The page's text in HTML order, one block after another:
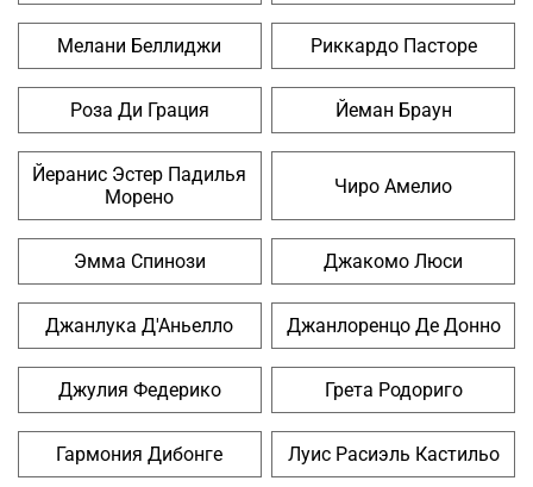
Мелани Беллиджи Риккардо Пасторе
Роза Ди Грация Йеман Браун
Йеранис Эстер Падилья
Морено
Чиро Амелио
Эмма Спинози Джакомо Люси
Джанлука Д'Аньелло Джанлоренцо Де Донно
Джулия Федерико Грета Родориго
Гармония Дибонге Луис Расиэль Кастильо